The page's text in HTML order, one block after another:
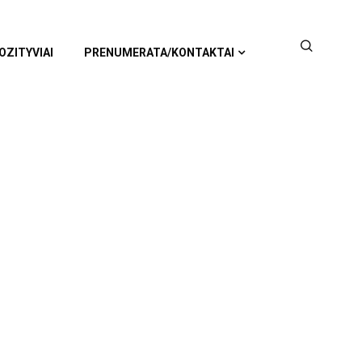
PRENUMERATA/KONTAKTAI